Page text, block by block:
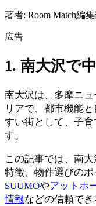
著者: Room Match編
広告
1. 南大沢で
南大沢は、多摩ニ
リアで、都市機能
すい街として、子
す。
この記事では、南
特徴、物件選びのポ
SUUMOやアットホ
情報などの信頼でき